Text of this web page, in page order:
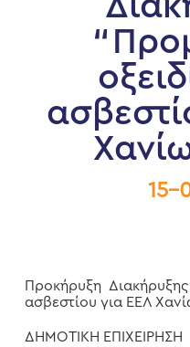
15-
Προκήρυξη
ασβεστίου για ΕΕΛ
ΔΗΜΟΤΙΚΗ ΕΠΙΧΕΙΡΗΣΗ